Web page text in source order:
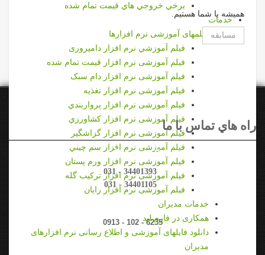
برخي خروجي هاي قيمت تمام شده
خدمات
فیلمهای آموزشی نرم افزارها
فيلم آموزشي نرم افزار دامپروری
فیلم آموزشی نرم افزار قیمت تمام شده
فیلم آموزشی نرم افزار دام سبک
فیلم آموزشی نرم افزار تغذیه
فیلم آموزشی نرم افزار پرواربندي
فیلم آموزشی نرم افزار كشاورزي
فیلم آموزشی نرم افزار گزاشگیر
فیلم آموزشی نرم افزار سم چيني
فیلم آموزشی نرم افزار ورم پستان
فیلم آموزشی نرم افزار تركيب گله
فیلم آموزشی نرم افزار رایان
خدمات مديران
همکاری در فارم لید
دانلود فایلهای آموزشی و اطلاع رسانی نرم افزارهای
مدیران
هميشه با شما هستيم.
مسابقه
راه هاي تماس با ما
تلفن دفتر مركزي
031 - 34401393
031 - 34401105
0913 - 102 - 6235